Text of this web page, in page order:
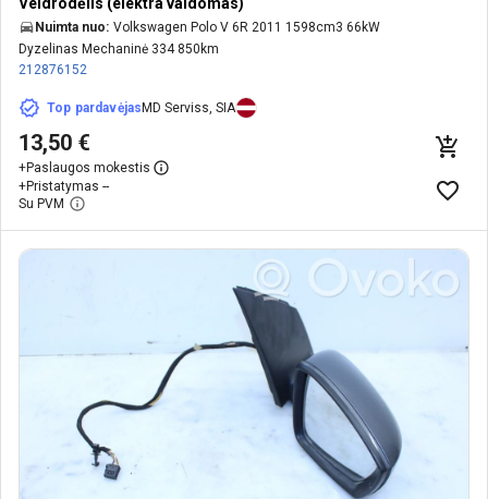
Nuimta nuo: Volkswagen Polo V 6R 2011 1598cm3 66kW
Dyzelinas Mechaninė 334 850km
212876152
Top pardavėjasMD Serviss, SIA
13,50 €
+Paslaugos mokestis
+Pristatymas --
Su PVM